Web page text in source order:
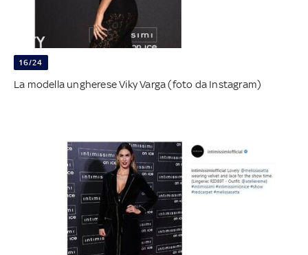
16/24
La modella ungherese Viky Varga (foto da Instagram)